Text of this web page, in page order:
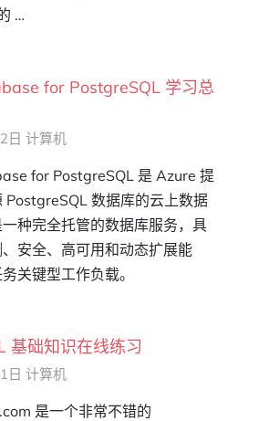
…
for PostgreSQL 学习总
日 计算机
for PostgreSQL 是 Azure 提
PostgreSQL 数据库的云上数据
种完全托管的数据库服务，具
安全、高可用和动态扩展能
关键型工作负载。
基础知识在线练习
日 计算机
是一个非常不错的